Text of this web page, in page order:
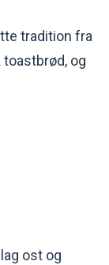
tradition fra
og
ost og